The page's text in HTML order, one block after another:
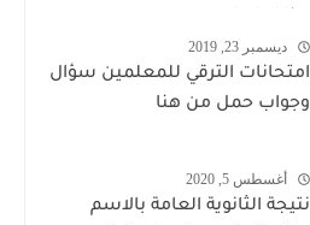
ديسمبر 23, 2019
امتحانات الترقي للمعلمين سؤال
وجواب حمل من هنا
أغسطس 5, 2020
نتيجة الثانوية العامة بالاسم